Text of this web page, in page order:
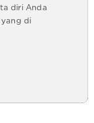
diri Anda
yang di